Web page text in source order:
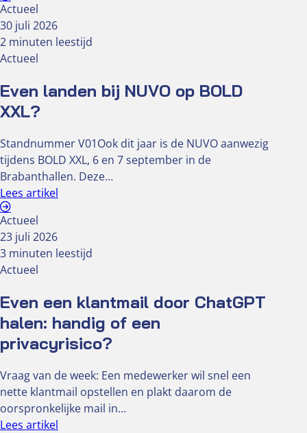
Actueel
30 juli 2026
2 minuten leestijd
Actueel
Even landen bij NUVO op BOLD
XXL?
Standnummer V01Ook dit jaar is de NUVO aanwezig
tijdens BOLD XXL, 6 en 7 september in de
Brabanthallen. Deze…
Lees artikel
Actueel
23 juli 2026
3 minuten leestijd
Actueel
Even een klantmail door ChatGPT
halen: handig of een
privacyrisico?
Vraag van de week: Een medewerker wil snel een
nette klantmail opstellen en plakt daarom de
oorspronkelijke mail in…
Lees artikel